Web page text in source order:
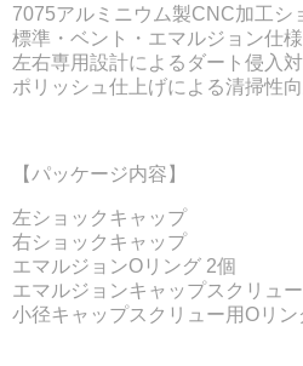
7075アルミニウム製CNC加工シ
標準・ベント・エマルジョン仕
左右専用設計によるダート侵入
ポリッシュ仕上げによる清掃性
【パッケージ内容】
左ショックキャップ
右ショックキャップ
エマルジョンOリング 2個
エマルジョンキャップスクリュ
小径キャップスクリュー用Oリン